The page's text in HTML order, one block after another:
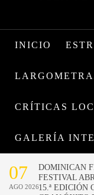
INICIO
CRÍTICAS
GALERÍA